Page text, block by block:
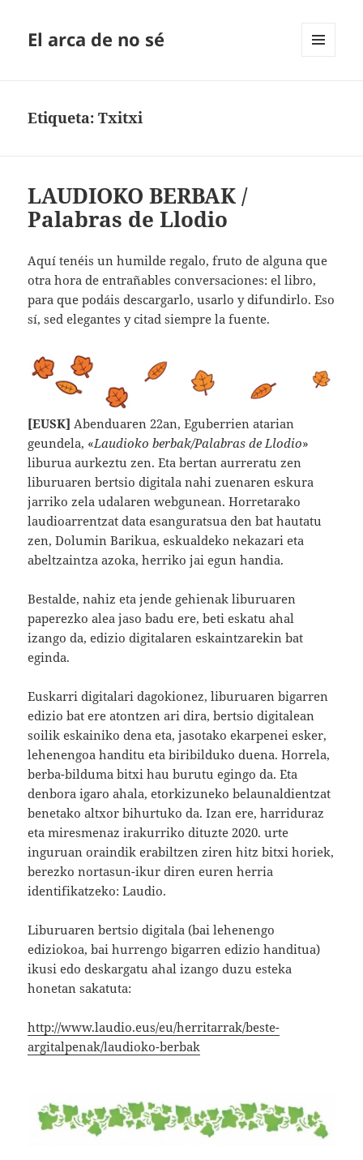
El arca de no sé
Etiqueta:Txitxi
LAUDIOKO BERBAK /
Palabras de Llodio
Aquí tenéis un humilde regalo, fruto de alguna que
otra hora de entrañables conversaciones: el libro,
para que podáis descargarlo, usarlo y difundirlo. Eso
sí, sed elegantes y citad siempre la fuente.
[EUSK] Abenduaren 22an, Eguberrien atarian
geundela, «Laudioko berbak/Palabras de Llodio»
liburua aurkeztu zen. Eta bertan aurreratu zen
liburuaren bertsio digitala nahi zuenaren eskura
jarriko zela udalaren webgunean. Horretarako
laudioarrentzat data esanguratsua den bat hautatu
zen, Dolumin Barikua, eskualdeko nekazari eta
abeltzaintza azoka, herriko jai egun handia.
Bestalde, nahiz eta jende gehienak liburuaren
paperezko alea jaso badu ere, beti eskatu ahal
izango da, edizio digitalaren eskaintzarekin bat
eginda.
Euskarri digitalari dagokionez, liburuaren bigarren
edizio bat ere atontzen ari dira, bertsio digitalean
soilik eskainiko dena eta, jasotako ekarpenei esker,
lehenengoa handitu eta biribilduko duena. Horrela,
berba-bilduma bitxi hau burutu egingo da. Eta
denbora igaro ahala, etorkizuneko belaunaldientzat
benetako altxor bihurtuko da. Izan ere, harriduraz
eta miresmenaz irakurriko dituzte 2020. urte
inguruan oraindik erabiltzen ziren hitz bitxi horiek,
berezko nortasun-ikur diren euren herria
identifikatzeko: Laudio.
Liburuaren bertsio digitala (bai lehenengo
ediziokoa, bai hurrengo bigarren edizio handitua)
ikusi edo deskargatu ahal izango duzu esteka
honetan sakatuta:
http://www.laudio.eus/eu/herritarrak/beste-
argitalpenak/laudioko-berbak